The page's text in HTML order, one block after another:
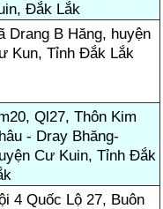
Đắk Lắk
Drang B Hăng, huyện
Kun, Tỉnh Đắk Lắk
Ql27, Thôn Kim
- Dray Bhăng-
Cư Kuin, Tỉnh Đắk
4 Quốc Lộ 27, Buôn